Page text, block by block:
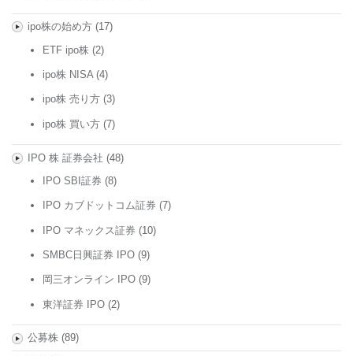
ipo株の始め方(17)
ETF ipo株 (2)
ipo株 NISA(4)
ipo株 売り方 (3)
ipo株 買い方 (7)
IPO 株 証券会社 (48)
IPO SBI証券 (8)
IPO カブドットコム証券 (7)
IPO マネックス証券 (10)
SMBC日興証券 IPO (9)
岡三オンライン IPO (9)
東洋証券 IPO (2)
公募株(89)